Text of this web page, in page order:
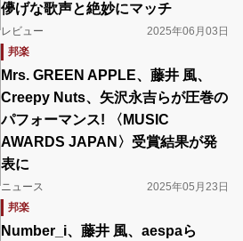
儚げな歌声と絶妙にマッチ
レビュー
2025年06月03日
邦楽
Mrs. GREEN APPLE、藤井 風、
Creepy Nuts、矢沢永吉らが圧巻の
パフォーマンス! 〈MUSIC
AWARDS JAPAN〉受賞結果が発
表に
ニュース
2025年05月23日
邦楽
Number_i、藤井 風、aespaら